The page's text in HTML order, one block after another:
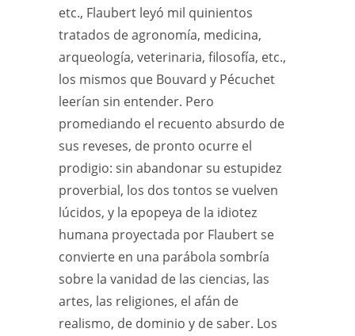
etc., Flaubert leyó mil quinientos
tratados de agronomía, medicina,
arqueología, veterinaria, filosofía, etc.,
los mismos que Bouvard y Pécuchet
leerían sin entender. Pero
promediando el recuento absurdo de
sus reveses, de pronto ocurre el
prodigio: sin abandonar su estupidez
proverbial, los dos tontos se vuelven
lúcidos, y la epopeya de la idiotez
humana proyectada por Flaubert se
convierte en una parábola sombría
sobre la vanidad de las ciencias, las
artes, las religiones, el afán de
realismo, de dominio y de saber. Los